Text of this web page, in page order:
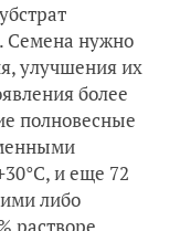
Семена нужно
улучшения их
более
полновесные
и еще 72
либо